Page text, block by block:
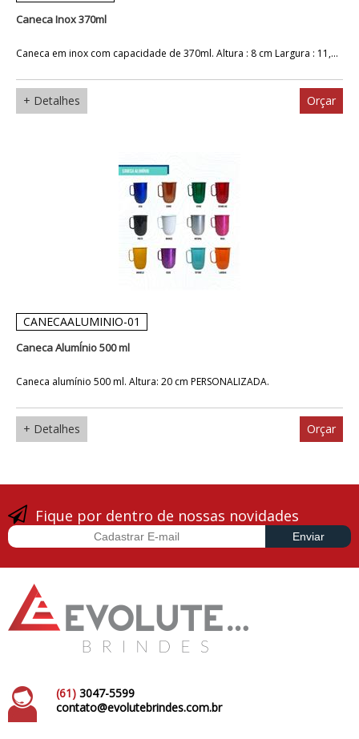
Caneca Inox 370ml
Caneca em inox com capacidade de 370ml. Altura : 8 cm Largura : 11,...
+ Detalhes Orçar
CANECAALUMINIO-01
Caneca AlumÍnio 500 ml
Caneca alumínio 500 ml. Altura: 20 cm PERSONALIZADA.
+ Detalhes Orçar
Fique por dentro de nossas novidades
(61) 3047-5599
contato@evolutebrindes.com.br